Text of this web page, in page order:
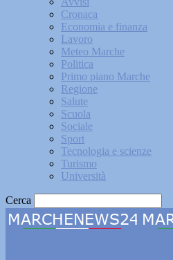
Cronaca
Economia e finanza
Lavoro
Meteo Marche
Politica
Primo piano Marche
Regione
Salute
Scuola
Sociale
Sport
Tecnologia e scienze
Turismo
Università
Cerca